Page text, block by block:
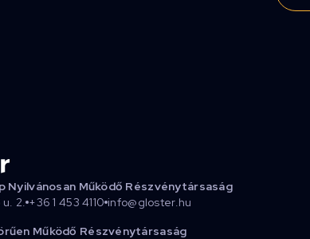
Nyilvánosan Működő Részvénytársaság
u. 2. +36 1 453 4110 info@gloster.hu
Működő Részvénytársaság